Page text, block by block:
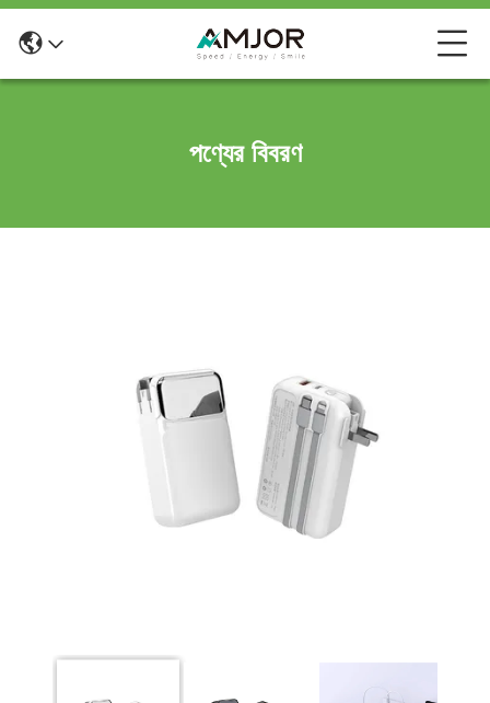
পণ্যের বিবরণ